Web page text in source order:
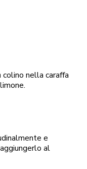
nella caraffa
e
al